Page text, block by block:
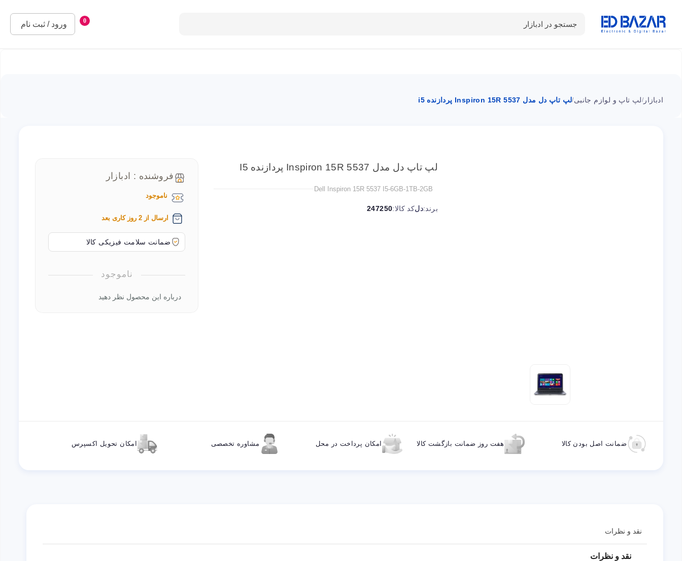
جستجو در ادبازار 0
ورود / ثبت نام
دسته بندی محصولات
ادبازار /لپ تاپ و لوازم جانبی/لپ تاپ دل مدل Inspiron 15R 5537 پردازنده i5
لپ تاپ دل مدل Inspiron 15R 5537 پردازنده I5
Dell Inspiron 15R 5537 I5-6GB-1TB-2GB
برند:دلکد کالا:247250
فروشنده : ادبازار
ناموجود
ارسال از 2 روز کاری بعد
ضمانت سلامت فیزیکی کالا
ناموجود
درباره این محصول نظر دهید
ضمانت اصل بودن کالا هفت روز ضمانت بازگشت کالا امکان پرداخت در محل مشاوره تخصصی امکان تحویل اکسپرس
نقد و نظرات
نقد و نظرات